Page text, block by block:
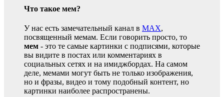
Что такое мем?
У нас есть замечательный канал в MAX,
посвященный мемам. Если говорить просто, то
мем - это те самые картинки с подписями, которые
вы видите в постах или комментариях в
социальных сетях и на имиджбордах. На самом
деле, мемами могут быть не только изображения,
но и фразы, видео и тому подобный контент, но
картинки наиболее распространены.